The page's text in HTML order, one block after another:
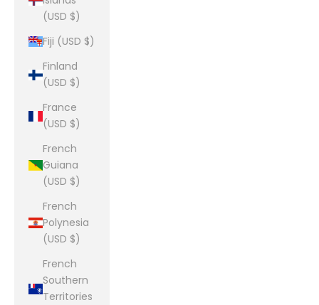
(USD $)
Fiji (USD $)
Finland
(USD $)
France
(USD $)
French
Guiana
(USD $)
French
Polynesia
(USD $)
French
Southern
Territories